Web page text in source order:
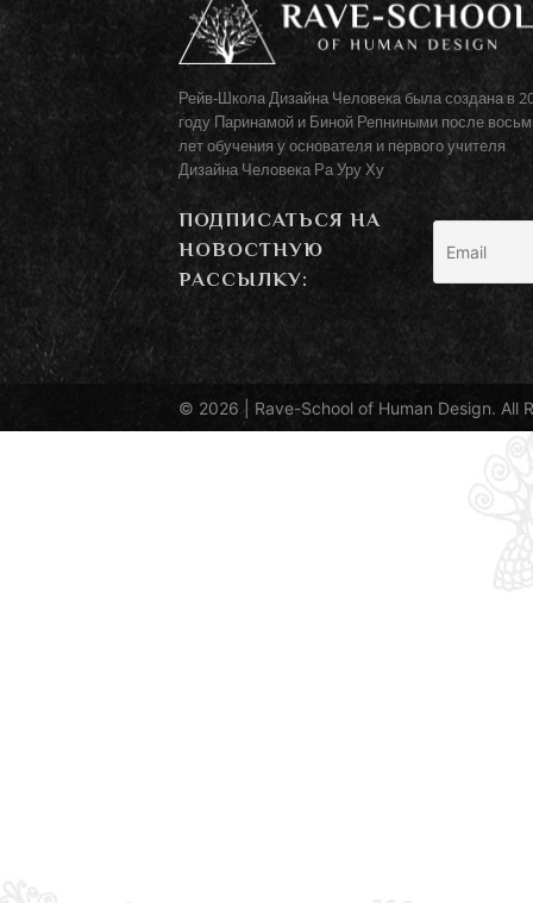
Рейв-Школа Дизайна Человека была создана в
году Паринамой и Биной Репниными после
лет обучения у основателя и первого учителя
Дизайна Человека Ра Уру Ху
ПОДПИСАТЬСЯ НА
НОВОСТНУЮ
РАССЫЛКУ:
© 2026 | Rave-School of Human Design. All